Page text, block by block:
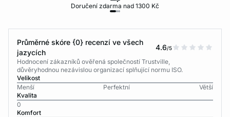
Doručení zdarma nad 1300 Kč
Průměrné skóre {0} recenzí ve všech
jazycích
4.6/5
Hodnocení zákazníků ověřená společností Trustville,
důvěryhodnou nezávislou organizací splňující normu ISO.
Velikost
Menší
Perfektní
Větší
Kvalita
0
Komfort